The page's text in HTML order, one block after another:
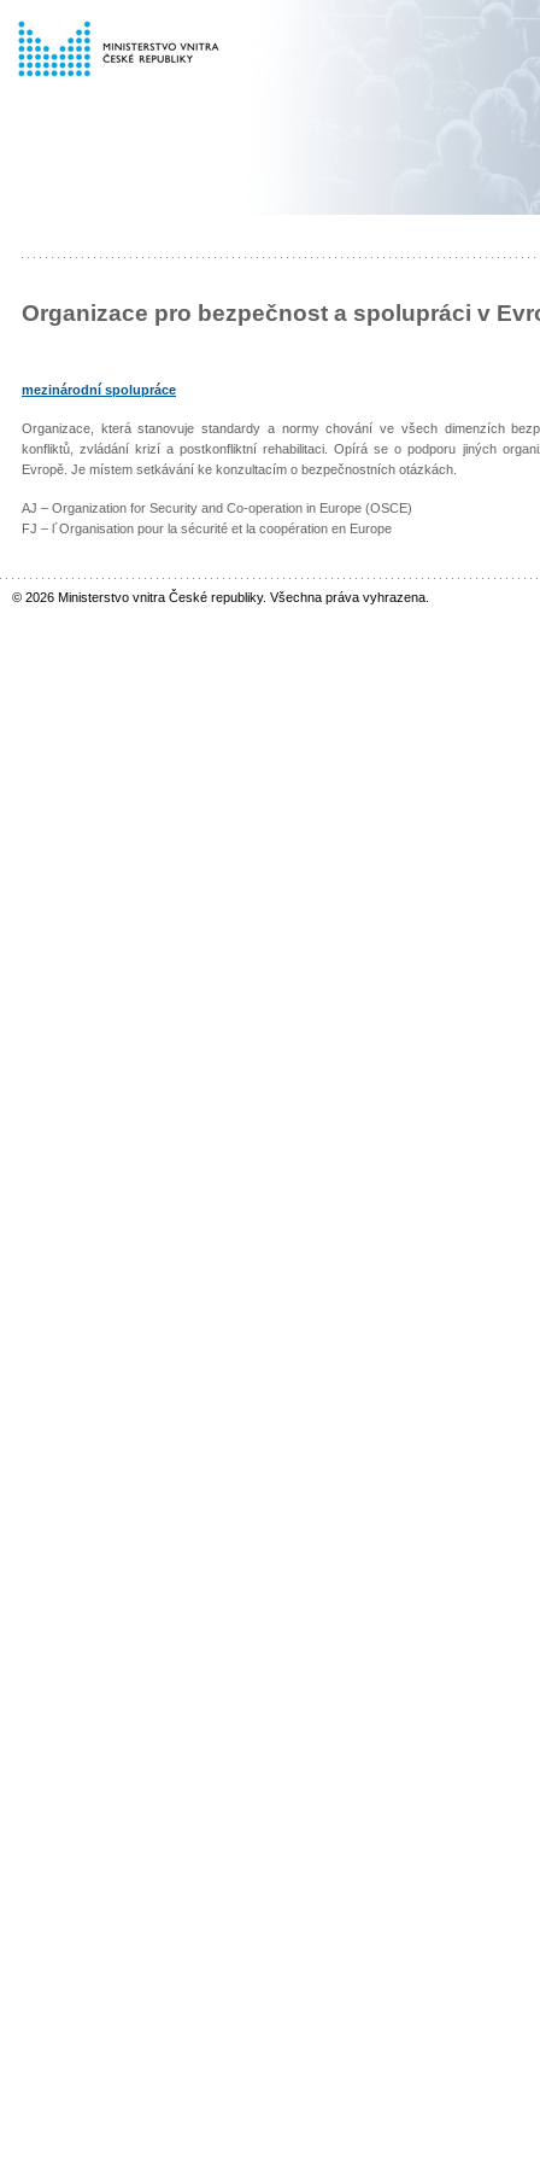
Organizace pro bezpečnost a spolupráci v
mezinárodní spolupráce
Organizace, která stanovuje standardy a normy chování ve všech dimenzích
konfliktů, zvládání krizí a postkonfliktní rehabilitaci. Opírá se o podporu jiných
Evropě. Je místem setkávání ke konzultacím o bezpečnostních otázkách.
AJ – Organization for Security and Co-operation in Europe (OSCE)
FJ – l´Organisation pour la sécurité et la coopération en Europe
© 2026 Ministerstvo vnitra České republiky. Všechna práva vyhrazena.